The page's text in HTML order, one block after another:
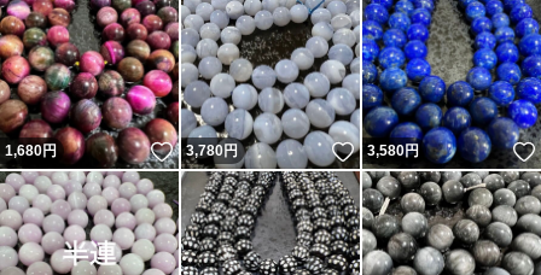
1,680円 いいね！
3,780円 いいね！
3,580円